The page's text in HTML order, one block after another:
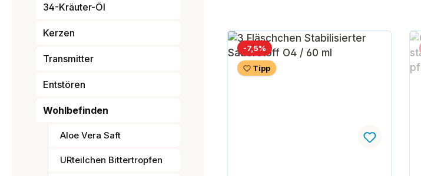
34-Kräuter-Öl
Kerzen
Transmitter
Entstören
Wohlbefinden
Aloe Vera Saft
URteilchen Bittertropfen
-7,5% Rabatt
Tipp